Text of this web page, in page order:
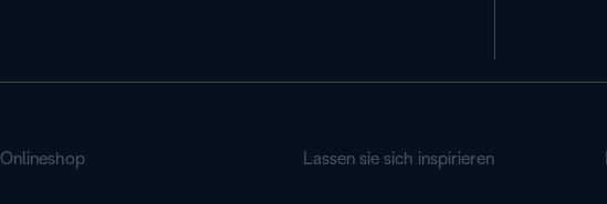
Onlineshop Lassen sie sich inspirieren